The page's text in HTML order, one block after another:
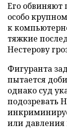
Его обвиняют
особо
к
тяжкие
Нестерову
Фигуранта
пытается
однако суд
подозревать
или давления